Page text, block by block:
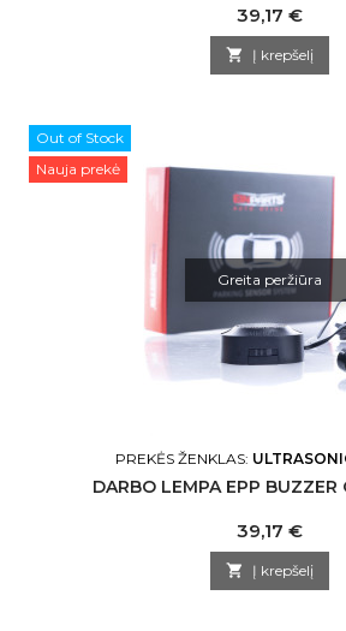
Kaina
39,17 €
 Į krepšelį
Out of Stock
Nauja prekė
Greita peržiūra
PREKĖS ŽENKLAS:
DARBO LEMPA EPP BUZZER
Kaina
39,17 €
 Į krepšelį